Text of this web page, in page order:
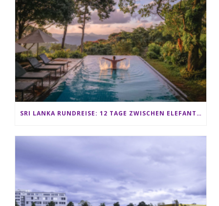
SRI LANKA RUNDREISE: 12 TAGE ZWISCHEN ELEFANTEN, TEEPLANTAGEN & STRAND ALS FAMILIE